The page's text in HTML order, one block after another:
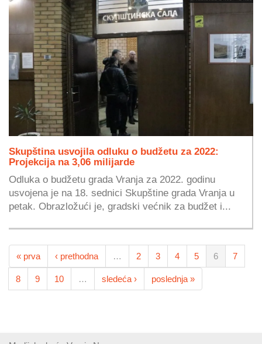
Skupština usvojila odluku o budžetu za 2022:
Projekcija na 3,06 milijarde
Odluka o budžetu grada Vranja za 2022. godinu
usvojena je na 18. sednici Skupštine grada Vranja u
petak. Obrazložući je, gradski većnik za budžet i...
« prva ‹ prethodna … 2 3 4 5 6 7
8 9 10 … sledeća › poslednja »